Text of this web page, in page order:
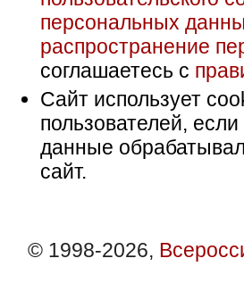
персональных
распространение
соглашаетесь с
Сайт использует
пользователей,
данные
сайт.
© 1998-2026,